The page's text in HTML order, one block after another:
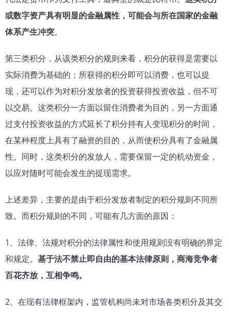
或数字资产具有明显的金融属性，可能会与所在国家的金融
体系产生冲突。
第三类积分，从该类积分的规则来看，积分的获得是需要以
实际消费为基础的；所获得的积分即可以消费，也可以提
现，还可以作为对积分发放者的投资获得投资收益，但不可
以交易。这类积分一方面以留住消费者为目的，另一方面通
过支付投资收益的方式延长了积分持有人变现积分的时间，
在某种程度上具有了融资的目的，从而使积分具有了金融属
性。同时，这类积分的发放人，需要保留一定的机动资金，
以应对随时可能会发生的提现需求。
上述差异，主要的是由于积分发放者制定的积分规则不同所
致。而积分规则的不同，可能有几方面的原因：
1、法律、法规对积分的法律属性和使用规则没有明确的界定
和规定。 基于法不禁止即自由的基本法律原则，商海竞争者
百花齐放，互相争鸣。
2、在现有法律框架内，监管机构尚未对市场各类积分及其交